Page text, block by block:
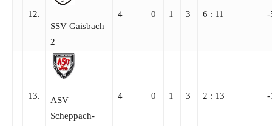
12.
SSV Gaisbach
2
4 0 1 3 6 : 11 -
13.
ASV
Scheppach-
4 0 1 3 2 : 13 -